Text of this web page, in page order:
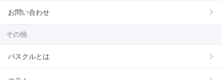
お問い合わせ
その他
パスクルとは